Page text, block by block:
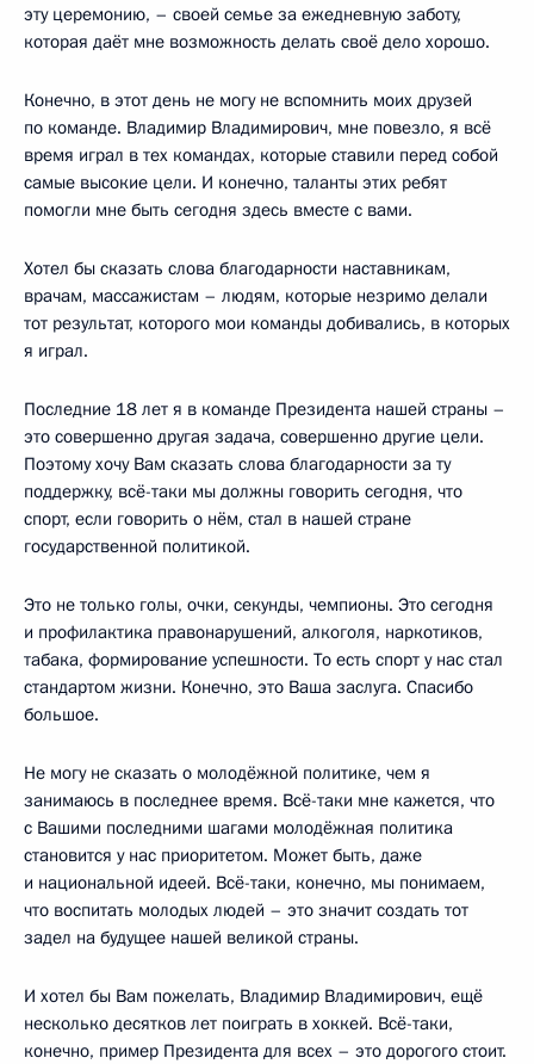
эту церемонию, – своей семье за ежедневную заботу,
которая даёт мне возможность делать своё дело хорошо.
Конечно, в этот день не могу не вспомнить моих друзей
по команде. Владимир Владимирович, мне повезло, я всё
время играл в тех командах, которые ставили перед собой
самые высокие цели. И конечно, таланты этих ребят
помогли мне быть сегодня здесь вместе с вами.
Хотел бы сказать слова благодарности наставникам,
врачам, массажистам – людям, которые незримо делали
тот результат, которого мои команды добивались, в которых
я играл.
Последние 18 лет я в команде Президента нашей страны –
это совершенно другая задача, совершенно другие цели.
Поэтому хочу Вам сказать слова благодарности за ту
поддержку, всё-таки мы должны говорить сегодня, что
спорт, если говорить о нём, стал в нашей стране
государственной политикой.
Это не только голы, очки, секунды, чемпионы. Это сегодня
и профилактика правонарушений, алкоголя, наркотиков,
табака, формирование успешности. То есть спорт у нас стал
стандартом жизни. Конечно, это Ваша заслуга. Спасибо
большое.
Не могу не сказать о молодёжной политике, чем я
занимаюсь в последнее время. Всё-таки мне кажется, что
с Вашими последними шагами молодёжная политика
становится у нас приоритетом. Может быть, даже
и национальной идеей. Всё-таки, конечно, мы понимаем,
что воспитать молодых людей – это значит создать тот
задел на будущее нашей великой страны.
И хотел бы Вам пожелать, Владимир Владимирович, ещё
несколько десятков лет поиграть в хоккей. Всё-таки,
конечно, пример Президента для всех – это дорогого стоит.